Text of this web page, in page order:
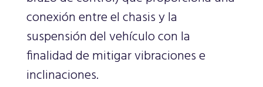
conexión entre el chasis y la
suspensión del vehículo con la
finalidad de mitigar vibraciones e
inclinaciones.